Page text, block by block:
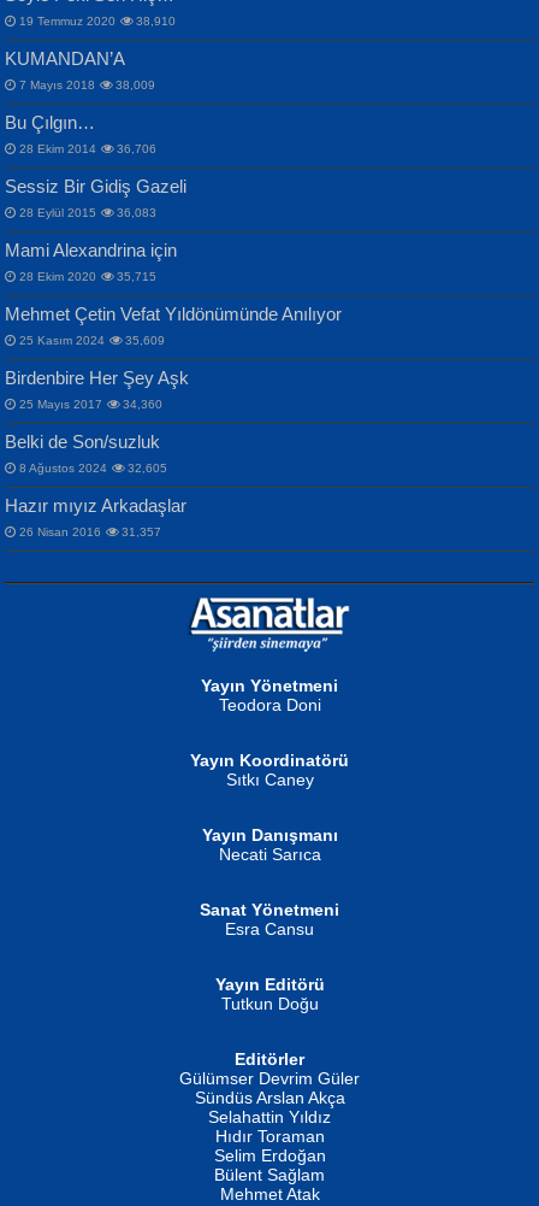
İPEK ACAR SERT
Gazze’nin Şecaati, Ümmetin İmtihanı...
MAHMUT GÜRBÜZ
İbrahim Olmak ve Bitirebilmek...
NURAN KÖSE BAYDAR
İSMAİL OKUTAN
Erkeklerin Kahrolması Ne Demektir
Selahattin Yıldız
İdrakimle Üşürken...
Songül Özel
Mahzen...
Ben Deniz Değilim ki...
Evvel Zaman Tanrıçası...
ERDEM BAYAZIT
Sana, Bana, Vatanıma, Ülkemin
İnsanlarına Dair...
NAZIM HİKMET RAN
Bir Cezaevinde, Tecritteki Adamın
Mektupları...
19 Temmuz 2020 38,910
KUMANDAN’A
7 Mayıs 2018 38,009
Bu Çılgın…
28 Ekim 2014 36,706
Sessiz Bir Gidiş Gazeli
28 Eylül 2015 36,083
Mami Alexandrina için
28 Ekim 2020 35,715
Mehmet Çetin Vefat Yıldönümünde Anılıyor
25 Kasım 2024 35,609
Birdenbire Her Şey Aşk
25 Mayıs 2017 34,360
Belki de Son/suzluk
8 Ağustos 2024 32,605
Hazır mıyız Arkadaşlar
26 Nisan 2016 31,357
Yayın Yönetmeni
Teodora Doni
Yayın Koordinatörü
Sıtkı Caney
Yayın Danışmanı
Necati Sarıca
Sanat Yönetmeni
Esra Cansu
Yayın Editörü
Tutkun Doğu
Editörler
Gülümser Devrim Güler
Sündüs Arslan Akça
Selahattin Yıldız
Hıdır Toraman
Selim Erdoğan
Bülent Sağlam
Mehmet Atak